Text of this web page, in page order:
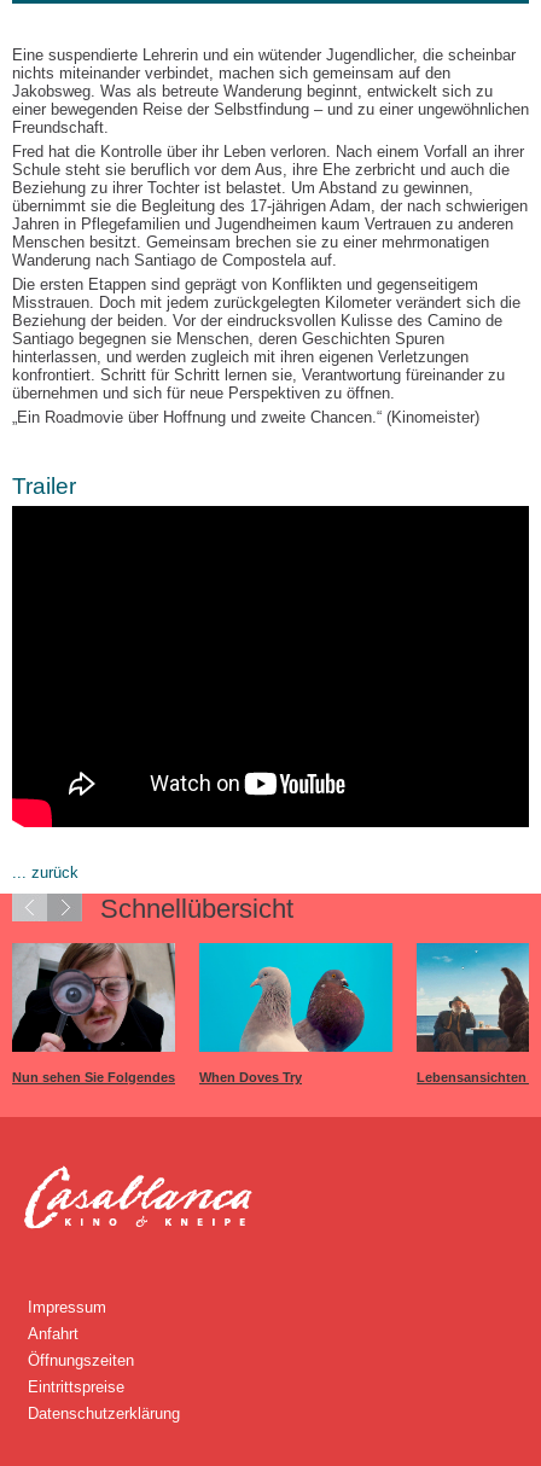
Eine suspendierte Lehrerin und ein wütender Jugendlicher, die scheinbar
nichts miteinander verbindet, machen sich gemeinsam auf den
Jakobsweg. Was als betreute Wanderung beginnt, entwickelt sich zu
einer bewegenden Reise der Selbstfindung – und zu einer ungewöhnlichen
Freundschaft.
Fred hat die Kontrolle über ihr Leben verloren. Nach einem Vorfall an ihrer
Schule steht sie beruflich vor dem Aus, ihre Ehe zerbricht und auch die
Beziehung zu ihrer Tochter ist belastet. Um Abstand zu gewinnen,
übernimmt sie die Begleitung des 17-jährigen Adam, der nach schwierigen
Jahren in Pflegefamilien und Jugendheimen kaum Vertrauen zu anderen
Menschen besitzt. Gemeinsam brechen sie zu einer mehrmonatigen
Wanderung nach Santiago de Compostela auf.
Die ersten Etappen sind geprägt von Konflikten und gegenseitigem
Misstrauen. Doch mit jedem zurückgelegten Kilometer verändert sich die
Beziehung der beiden. Vor der eindrucksvollen Kulisse des Camino de
Santiago begegnen sie Menschen, deren Geschichten Spuren
hinterlassen, und werden zugleich mit ihren eigenen Verletzungen
konfrontiert. Schritt für Schritt lernen sie, Verantwortung füreinander zu
übernehmen und sich für neue Perspektiven zu öffnen.
„Ein Roadmovie über Hoffnung und zweite Chancen.“ (Kinomeister)
Trailer
... zurück
Schnellübersicht
Nun sehen Sie Folgendes When Doves Try Lebensansichten
Impressum
Anfahrt
Öffnungszeiten
Eintrittspreise
Datenschutzerklärung